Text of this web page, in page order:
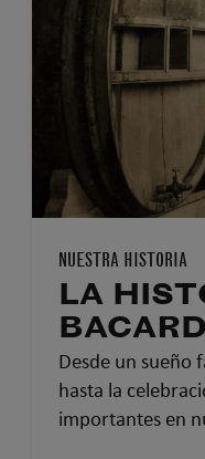
NUESTRA HISTORIA
LA
Desde un sueño
hasta la
importantes en